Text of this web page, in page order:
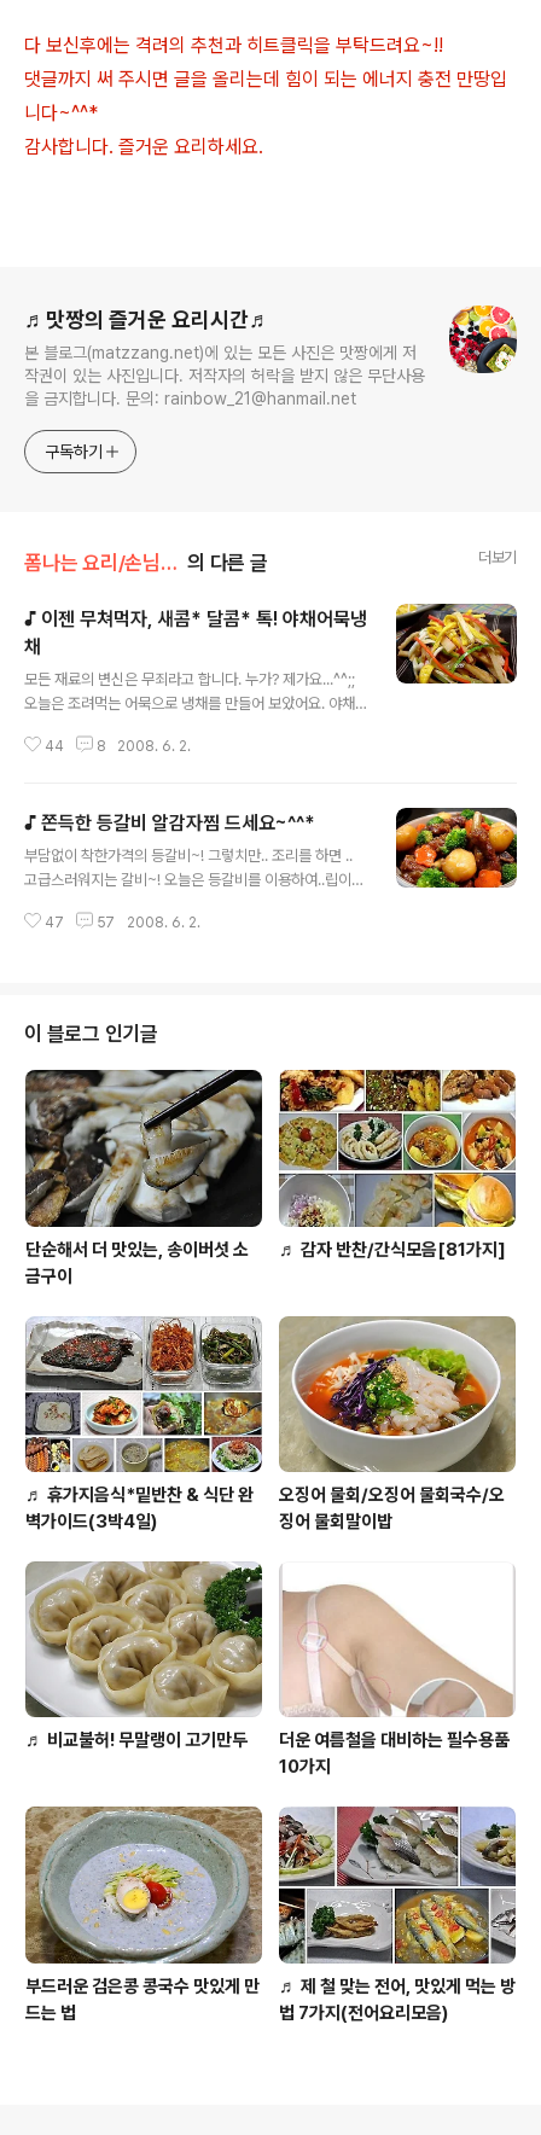
다 보신후에는 격려의 추천과 히트클릭을 부탁드려요~!!
댓글까지 써 주시면 글을 올리는데 힘이 되는 에너지 충전 만땅입
니다~^^*
감사합니다. 즐거운 요리하세요.
♬맛짱의 즐거운 요리시간♬
본 블로그(matzzang.net)에 있는 모든 사진은 맛짱에게 저
작권이 있는 사진입니다. 저작자의 허락을 받지 않은 무단사용
을 금지합니다. 문의: rainbow_21@hanmail.net
구독하기
폼나는 요리/손님초대 요리 의 다른 글 더보기
♪ 이젠 무쳐먹자, 새콤* 달콤* 톡! 야채어묵냉
채
모든 재료의 변신은 무죄라고 합니다. 누가? 제가요...^^;;
오늘은 조려먹는 어묵으로 냉채를 만들어 보았어요. 야채
었고.. 소스는 ..보통 냉채에 많이들 사용하는 겨자소스를
답니다. ◈ 이젠 무쳐먹자, 새콤* 달콤* 톡! 야채어묵냉채
◈ [재료] 백설삼호어묵 3장 -물한컵, 간장 2수저, 물엿 2
수저를 넣고 끓인후에 어묵을 데친다. 오이 1개, 양파*당근
갈라 오이뫄 비슷한 굵기로 채썬다. 달걀- 황백지단을 부쳐
44 8 2008. 6. 2.
♪ 쫀득한 등갈비 알감자찜 드세요~^^*
부담없이 착한가격의 등갈비~! 그렇치만.. 조리를 하면 ..
고급스러워지는 갈비~! 오늘은 등갈비를 이용하여..립이
족들이 좋아하고.. 립보다는 .. 조리과정이 덜 힘들거던요. ^
많은 음식을은 누가 다 먹어요?' 하는 질문을 무지 많이 받
았어요. 사실 ... 맛짱은 사진만을!! 찍기위해서.. 만드는 요
리는 없어요. 지난번 라디오 인터뷰에서도 말했지만.. 그날
그날 저녁에 가족들이 모여 먹을 음식을 찍는데.. 맛짱네 가
족은.. 모두 먹는것을 좋해서 그런지.. 밑반찬을 제외하고
는....
47 57 2008. 6. 2.
이 블로그 인기글
단순해서 더 맛있는, 송이버섯 소
금구이
♬ 감자 반찬/간식모음[81가지]
♬ 휴가지음식*밑반찬 & 식단 완
벽가이드(3박4일)
오징어 물회/오징어 물회국수/오
징어 물회말이밥
♬ 비교불허! 무말랭이 고기만두
더운 여름철을 대비하는 필수용품
10가지
부드러운 검은콩 콩국수 맛있게 만
드는 법
♬ 제 철 맞는 전어, 맛있게 먹는 방
법 7가지(전어요리모음)